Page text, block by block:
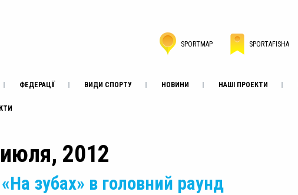
SPORTMAP SPORTAFISHA
ФЕДЕРАЦІЇ ВИДИ СПОРТУ НОВИНИ НАШІ ПРОЕКТИ
2012
«На зубах» в головний раунд